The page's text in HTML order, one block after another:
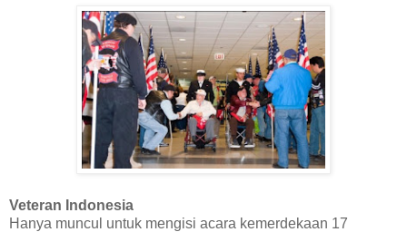
Veteran Indonesia
Hanya muncul untuk mengisi acara kemerdekaan 17